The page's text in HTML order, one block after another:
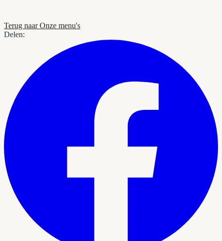
Terug naar Onze menu's
Delen: